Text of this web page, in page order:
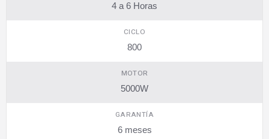
4 a 6 Horas
CICLO
800
MOTOR
5000W
GARANTÍA
6 meses